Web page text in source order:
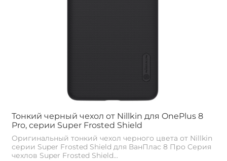
Тонкий черный чехол от Nillkin для OnePlus 8
Pro, серии Super Frosted Shield
Оригинальный тонкий чехол черного цвета от Nillkin
серии Super Frosted Shield для ВанПлас 8 Про Cерия
чехлов Super Frosted Shield...